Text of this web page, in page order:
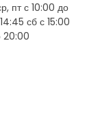
пт с 10:00 до
сб с 15:00
20:00